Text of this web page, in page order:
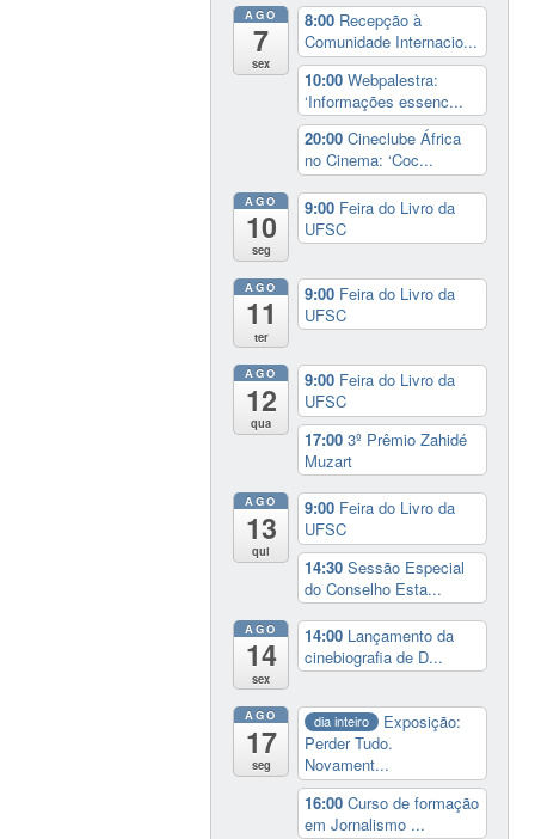
AGO
7
sex
8:00 Recepção à
Comunidade Internacio...
10:00Webpalestra:
‘Informações essenc...
20:00Cineclube África
no Cinema: ‘Coc...
AGO
10
seg
9:00 Feira do Livro da
UFSC
AGO
11
ter
9:00 Feira do Livro da
UFSC
AGO
12
qua
9:00 Feira do Livro da
UFSC
17:003º Prêmio Zahidé
Muzart
AGO
13
qui
9:00 Feira do Livro da
UFSC
14:30Sessão Especial
do Conselho Esta...
AGO
14
sex
14:00 Lançamento da
cinebiografia de D...
AGO
17
seg
dia inteiro
Exposição:
Perder Tudo.
Novament...
16:00Curso de formação
em Jornalismo ...